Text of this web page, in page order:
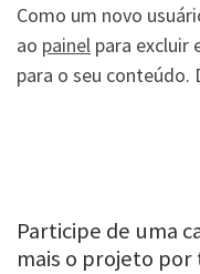
Como um novo
ao painel para excluir
para o seu conteúdo.
Participe de uma
mais o projeto por